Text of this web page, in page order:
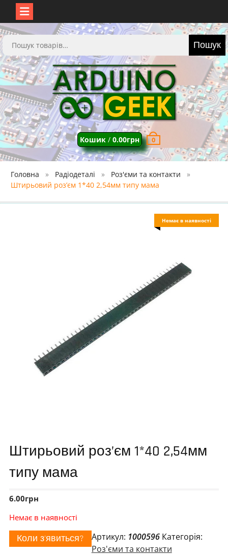
Перейти
до
вмісту
Шукати: Пошук
Кошик/ 0.00грн 0
Головна Радіодеталі
Роз'єми та контакти
Штирьовий роз’єм 1*40 2,54мм типу мама
Немає в наявності
Штирьовий роз’єм 1*40 2,54мм
типу мама
6.00грн
Немає в наявності
Коли з'явиться? Артикул: 1000596 Категорія:
Роз'єми та контакти